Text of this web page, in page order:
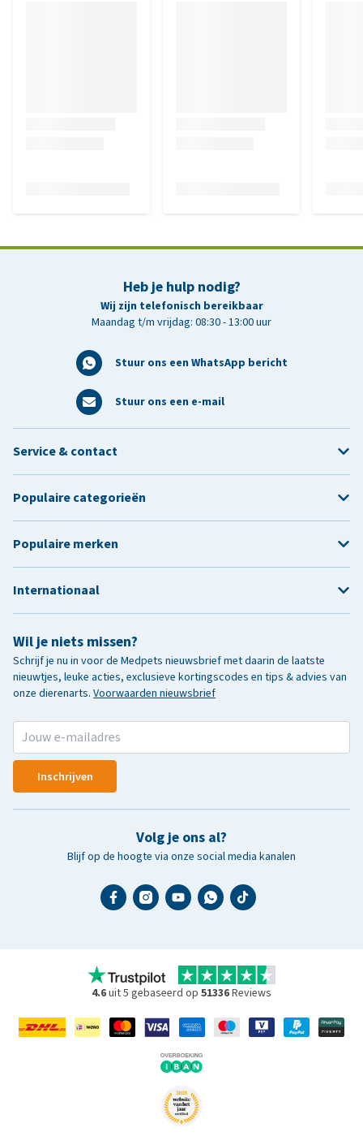
Heb je hulp nodig?
Wij zijn telefonisch bereikbaar
Maandag t/m vrijdag: 08:30 - 13:00 uur
Stuur ons een WhatsApp bericht
Stuur ons een e-mail
Wil je niets missen?
Schrijf je nu in voor de Medpets nieuwsbrief met daarin de laatste
nieuwtjes, leuke acties, exclusieve kortingscodes en tips & advies van
onze dierenarts. Voorwaarden nieuwsbrief
Inschrijven
Volg je ons al?
Blijf op de hoogte via onze social media kanalen
Service & contact
Populaire categorieën
Populaire merken
Internationaal
4.6uit 5 gebaseerd op 51336Reviews